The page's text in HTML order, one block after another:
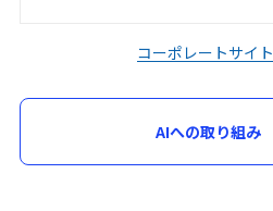
コーポレートサイト
AIへの取り組み